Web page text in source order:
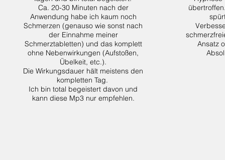
Ca. 20-30 Minuten nach der
Anwendung habe ich kaum noch
Schmerzen (genauso wie sonst nach
der Einnahme meiner
Schmerztabletten) und das komplett
ohne Nebenwirkungen (Aufstoßen,
Übelkeit, etc.).
Die Wirkungsdauer hält meistens den
kompletten Tag.
Ich bin total begeistert davon und
kann diese Mp3 nur empfehlen.
Ansatz